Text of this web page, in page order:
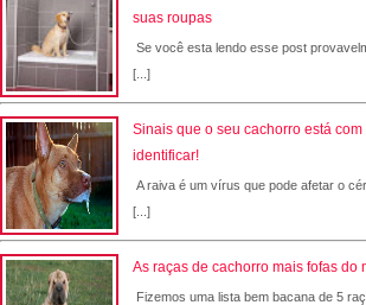
suas roupas
Se você esta lendo esse post
[...]
Sinais que o seu cachorro está com
identificar!
A raiva é um vírus que pode afetar o
[...]
As raças de cachorro mais fofas do
Fizemos uma lista bem bacana de 5